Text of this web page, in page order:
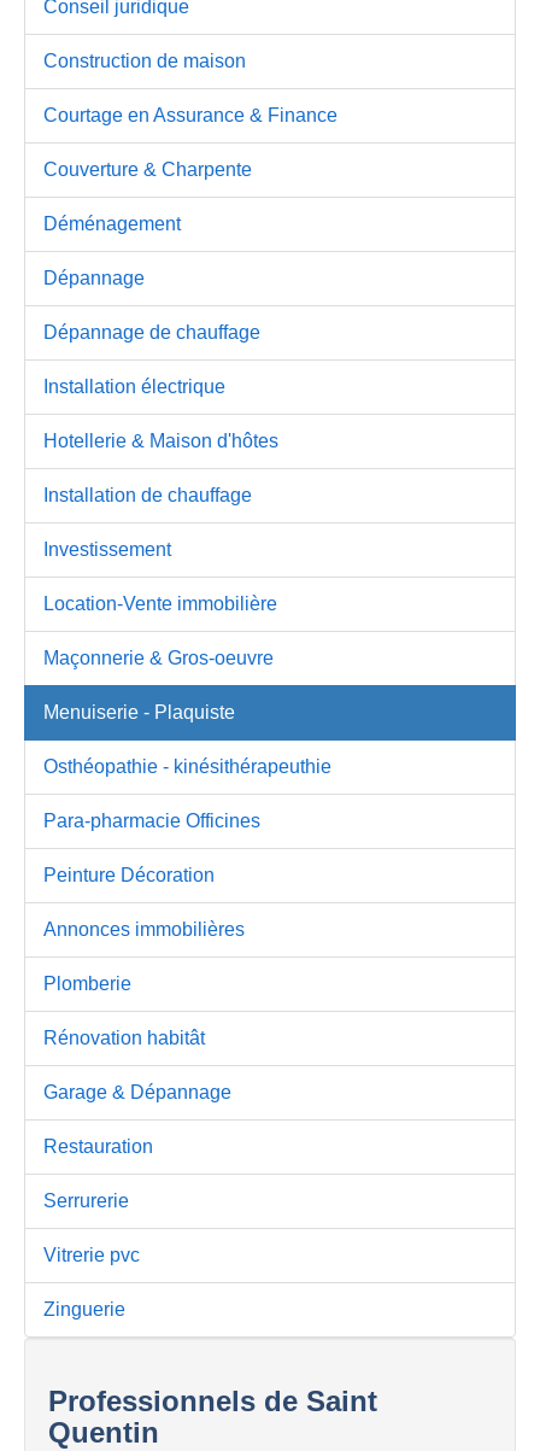
Conseil juridique
Construction de maison
Courtage en Assurance & Finance
Couverture & Charpente
Déménagement
Dépannage
Dépannage de chauffage
Installation électrique
Hotellerie & Maison d'hôtes
Installation de chauffage
Investissement
Location-Vente immobilière
Maçonnerie & Gros-oeuvre
Menuiserie - Plaquiste
Osthéopathie - kinésithérapeuthie
Para-pharmacie Officines
Peinture Décoration
Annonces immobilières
Plomberie
Rénovation habitât
Garage & Dépannage
Restauration
Serrurerie
Vitrerie pvc
Zinguerie
Professionnels de Saint
Quentin